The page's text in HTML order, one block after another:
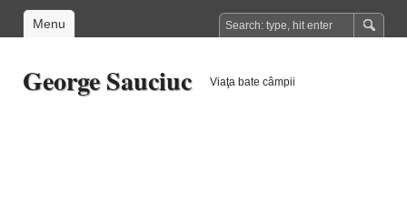
Menu
George Sauciuc Viaţa bate câmpii